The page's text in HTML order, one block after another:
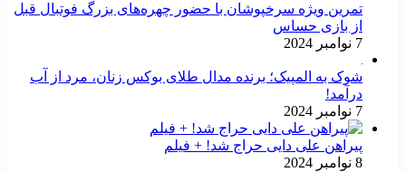
تمرین ویژه سرخپوشان با حضور چهره‌های بزرگ فوتبال قبل
از بازی حساس
7 نوامبر 2024
شوک به المپیک؛ برنده مدال طلای بوکس زنان، مرد از آب
درآمد!
7 نوامبر 2024
پیراهن علی دایی حراج شد! + فیلم
8 نوامبر 2024